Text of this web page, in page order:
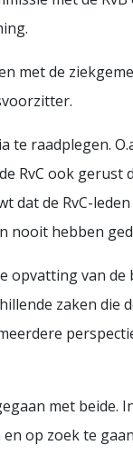
met de
raadplegen.
RvC ook gerust
dat de RvC-
nooit hebben
opvatting van
zaken die
met beide.
op zoek te